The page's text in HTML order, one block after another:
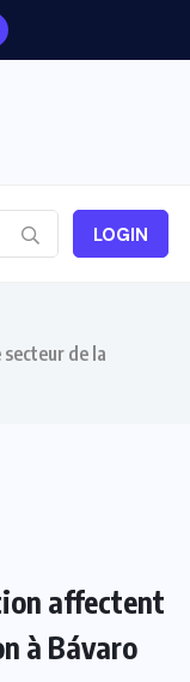
LOGIN
de la
affectent
à Bávaro